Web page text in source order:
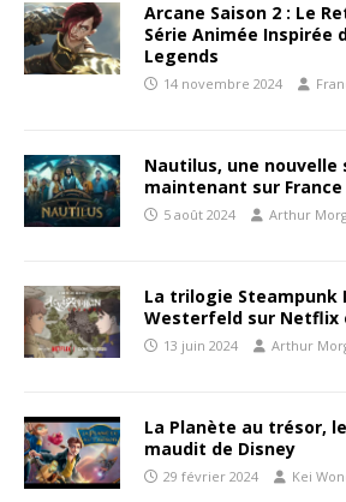
Arcane Saison 2 : Le
Série Animée Inspirée
Legends
14 novembre 2024
Nautilus, une nouvelle
maintenant sur
5 août 2024 Arthur
La trilogie Steampunk
Westerfeld sur Netflix
13 juin 2024 Arthur
La Planète au trésor,
maudit de Disney
29 février 2024 Kei